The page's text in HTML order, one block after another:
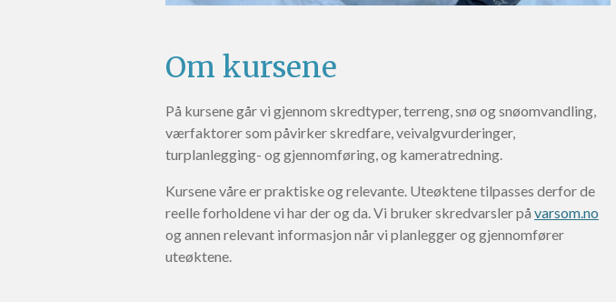
Om kursene
På kursene går vi gjennom skredtyper, terreng, snø og snøomvandling,
værfaktorer som påvirker skredfare, veivalgvurderinger,
turplanlegging- og gjennomføring, og kameratredning.
Kursene våre er praktiske og relevante. Uteøktene tilpasses derfor de
reelle forholdene vi har der og da. Vi bruker skredvarsler på varsom.no
og annen relevant informasjon når vi planlegger og gjennomfører
uteøktene.